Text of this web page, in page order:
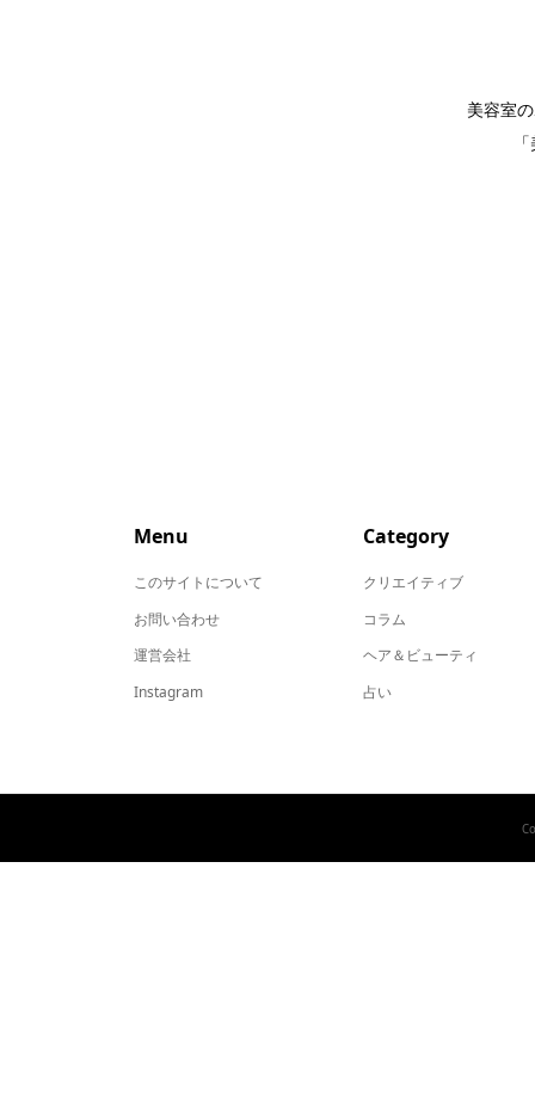
美容室
Menu
このサイトについて
お問い合わせ
運営会社
Instagram
Category
クリエイティブ
コラム
ヘア＆ビューティ
占い